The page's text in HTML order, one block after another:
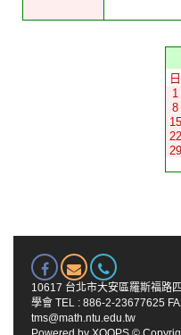
日
1
8
15
22
29
10617 台北市大安區羅斯福
學會 TEL : 886-2-23677625
tms@math.ntu.edu.tw